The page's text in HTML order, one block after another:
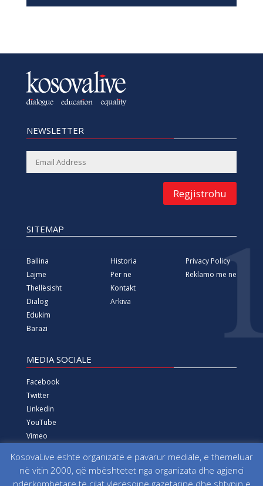
NEWSLETTER
Regjistrohu
SITEMAP
Ballina
Lajme
Thellësisht
Dialog
Edukim
Barazi
Historia
Për ne
Kontakt
Arkiva
Privacy Policy
Reklamo me ne
MEDIA SOCIALE
Facebook
Twitter
Linkedin
YouTube
Vimeo
Të gjitha të drejtat e rezervuara që nga viti 2000 Fondacioni
KosovaLive është organizatë e pavarur mediale, e themeluar
në vitin 2000, që mbështetet nga organizata dhe agjenci
ndërkombëtare të cilat vlerësojnë gazetarinë dhe shtypin e